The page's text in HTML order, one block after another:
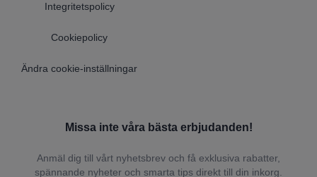
Integritetspolicy
Cookiepolicy
Ändra cookie-inställningar
Missa inte våra bästa erbjudanden!
Anmäl dig till vårt nyhetsbrev och få exklusiva rabatter,
spännande nyheter och smarta tips direkt till din inkorg.